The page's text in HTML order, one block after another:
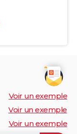
Voir un exemple
Voir un exemple
Voir un exemple